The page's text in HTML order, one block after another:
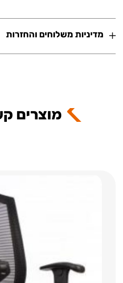
מדיניות משלוחים והחזרות
מוצרים